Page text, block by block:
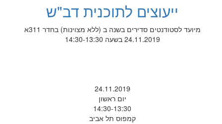
ייעוצים לתוכנית דב"ש
מיועד לסטודנטים סדירים בשנה ב (ללא מצוינות) בחדר 311א
24.11.2019 בשעה 14:30-13:30
24.11.2019
יום ראשון
14:30-13:30
קמפוס תל אביב